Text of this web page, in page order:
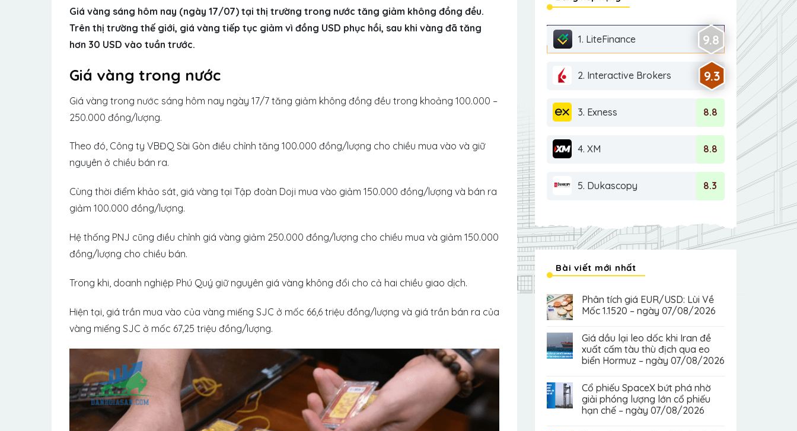
Giá vàng sáng hôm nay (ngày 17/07) tại thị trường trong nước tăng giảm không đồng đều.
Trên thị trường thế giới, giá vàng tiếp tục giảm vì đồng USD phục hồi, sau khi vàng đã tăng
hơn 30 USD vào tuần trước.
Giá vàng trong nước
Giá vàng trong nước sáng hôm nay ngày 17/7 tăng giảm không đồng đều trong khoảng 100.000 –
250.000 đồng/lượng.
Theo đó, Công ty VBĐQ Sài Gòn điều chỉnh tăng 100.000 đồng/lượng cho chiều mua vào và giữ
nguyên ở chiều bán ra.
Cùng thời điểm khảo sát, giá vàng tại Tập đoàn Doji mua vào giảm 150.000 đồng/lượng và bán ra
giảm 100.000 đồng/lượng.
Hệ thống PNJ cũng điều chỉnh giá vàng giảm 250.000 đồng/lượng cho chiều mua và giảm 150.000
đồng/lượng cho chiều bán.
Trong khi, doanh nghiệp Phú Quý giữ nguyên giá vàng không đổi cho cả hai chiều giao dịch.
Hiện tại, giá trần mua vào của vàng miếng SJC ở mốc 66,6 triệu đồng/lượng và giá trần bán ra của
vàng miếng SJC ở mốc 67,25 triệu đồng/lượng.
1. LiteFinance 9.8
2. Interactive Brokers 9.3
3. Exness 8.8
4. XM 8.8
5. Dukascopy 8.3
Bài viết mới nhất
Phân tích giá EUR/USD: Lùi Về
Mốc 1.1520 – ngày 07/08/2026
Giá dầu lại leo dốc khi Iran đề
xuất cấm tàu thù địch qua eo
biển Hormuz – ngày 07/08/2026
Cổ phiếu SpaceX bứt phá nhờ
giải phóng lượng lớn cổ phiếu
hạn chế – ngày 07/08/2026